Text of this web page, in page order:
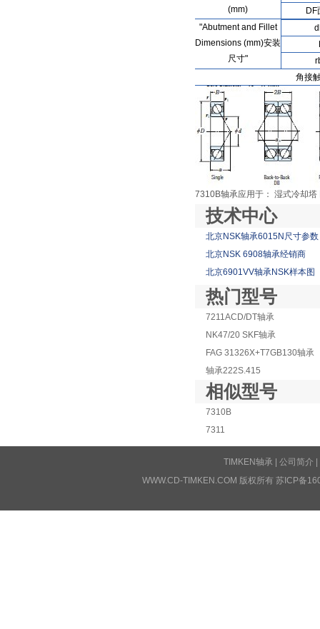
(mm)
DF
"Abutment and Fillet
Dimensions (mm)安装
尺寸"
角接
7310B轴承应用于： 湿式冷却
技术中心
北京NSK轴承6015N尺寸参数
北京NSK 6908轴承经销商
北京6901VV轴承NSK样本图
热门型号
7211ACD/DT轴承
NK47/20 SKF轴承
FAG 31326X+T7GB130轴承
轴承222S.415
相似型号
7310B
7311
TIMKEN轴承 公司简介
WWW.CD-TIMKEN.COM 版权所有 苏ICP备